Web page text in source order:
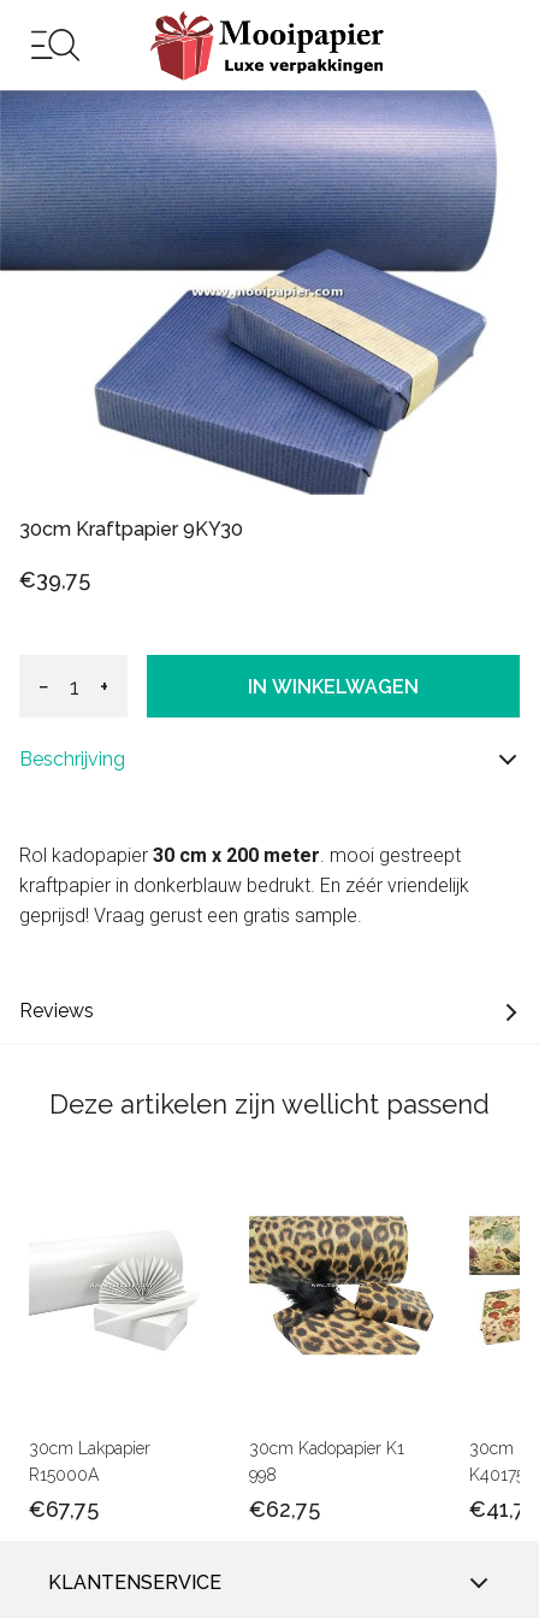
30cm Kraftpapier 9KY30
€39,75
− + IN WINKELWAGEN
Beschrijving
Rol kadopapier 30 cm x 200 meter. mooi gestreept
kraftpapier in donkerblauw bedrukt. En zéér vriendelijk
geprijsd! Vraag gerust een gratis sample.
Reviews
Deze artikelen zijn wellicht passend
30cm Lakpapier
R15000A
€67,75
30cm Kadopapier K1
998
€62,75
30cm
€41,75
KLANTENSERVICE